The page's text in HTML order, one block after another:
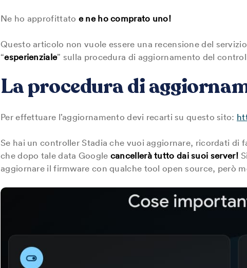
Ne ho approfittato e ne ho comprato uno!
Questo articolo non vuole essere una recensione del
“esperienziale” sulla procedura di aggiornamento del
La procedura di
Per effettuare l’aggiornamento devi recarti su questo sito:
Se hai un controller Stadia che vuoi aggiornare, ricordati di
che dopo tale data Google cancellerà tutto dai suoi server!
aggiornare il firmware con qualche tool open source, però